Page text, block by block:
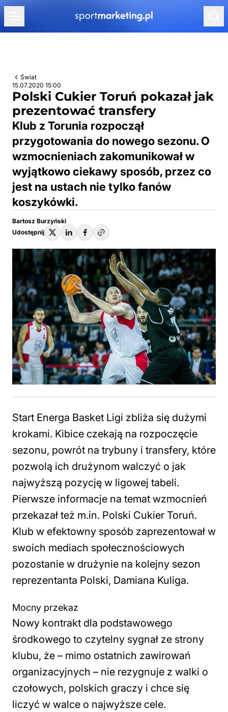
Przejdź do treści
Świat
15.07.2020 15:00
Polski Cukier Toruń pokazał jak
prezentować transfery
Klub z Torunia rozpoczął
przygotowania do nowego sezonu. O
wzmocnieniach zakomunikował w
wyjątkowo ciekawy sposób, przez co
jest na ustach nie tylko fanów
koszykówki.
Bartosz Burzyński
Udostępnij
Start Energa Basket Ligi zbliża się dużymi
krokami. Kibice czekają na rozpoczęcie
sezonu, powrót na trybuny i transfery, które
pozwolą ich drużynom walczyć o jak
najwyższą pozycję w ligowej tabeli.
Pierwsze informacje na temat wzmocnień
przekazał też m.in. Polski Cukier Toruń.
Klub w efektowny sposób zaprezentował w
swoich mediach społecznościowych
pozostanie w drużynie na kolejny sezon
reprezentanta Polski, Damiana Kuliga.
Mocny przekaz
Nowy kontrakt dla podstawowego
środkowego to czytelny sygnał ze strony
klubu, że – mimo ostatnich zawirowań
organizacyjnych – nie rezygnuje z walki o
czołowych, polskich graczy i chce się
liczyć w walce o najwyższe cele.